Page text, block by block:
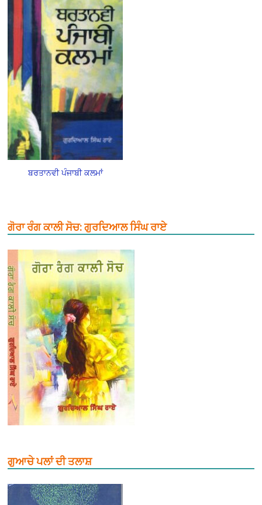
ਬਰਤਾਨਵੀ ਪੰਜਾਬੀ ਕਲਮਾਂ
ਗੋਰਾ ਰੰਗ ਕਾਲੀ ਸੋਚ: ਗੁਰਦਿਆਲ ਸਿੰਘ ਰਾਏ
ਗੁਆਚੇ ਪਲਾਂ ਦੀ ਤਲਾਸ਼